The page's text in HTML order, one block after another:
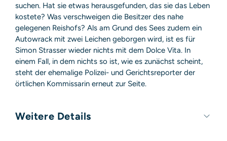
suchen. Hat sie etwas herausgefunden, das sie das Leben
kostete? Was verschweigen die Besitzer des nahe
gelegenen Reishofs? Als am Grund des Sees zudem ein
Autowrack mit zwei Leichen geborgen wird, ist es für
Simon Strasser wieder nichts mit dem Dolce Vita. In
einem Fall, in dem nichts so ist, wie es zunächst scheint,
steht der ehemalige Polizei- und Gerichtsreporter der
örtlichen Kommissarin erneut zur Seite.
Weitere Details